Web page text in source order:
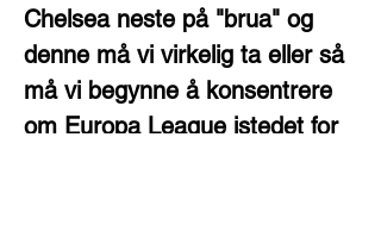
Chelsea neste på "brua" og
denne må vi virkelig ta eller så
må vi begynne å konsentrere
om Europa League istedet for